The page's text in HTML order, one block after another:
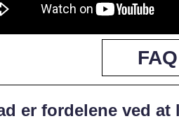
FAQ
er fordelene ved